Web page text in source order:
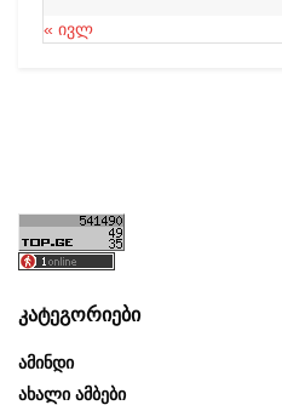
« ივლ
კატეგორიები
Ამინდი
Ახალი Ამბები